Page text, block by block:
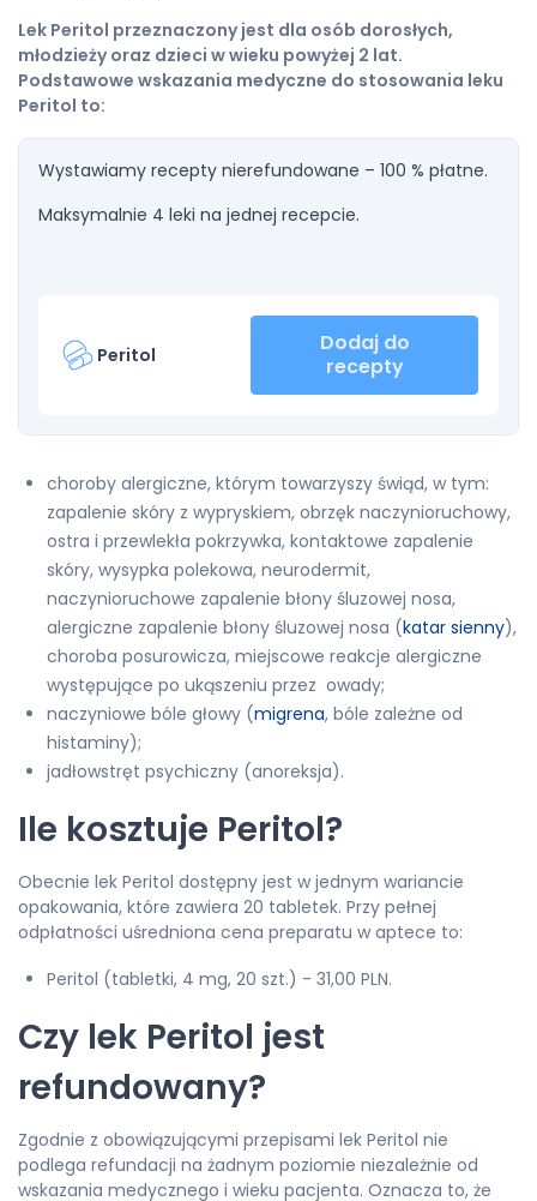
Lek Peritol przeznaczony jest dla osób dorosłych,
młodzieży oraz dzieci w wieku powyżej 2 lat.
Podstawowe wskazania medyczne do stosowania leku
Peritol to:
Wystawiamy recepty nierefundowane – 100 % płatne.
Maksymalnie 4 leki na jednej recepcie.
Peritol
Dodaj do
recepty
choroby alergiczne, którym towarzyszy świąd, w tym:
zapalenie skóry z wypryskiem, obrzęk naczynioruchowy,
ostra i przewlekła pokrzywka, kontaktowe zapalenie
skóry, wysypka polekowa, neurodermit,
naczynioruchowe zapalenie błony śluzowej nosa,
alergiczne zapalenie błony śluzowej nosa (katar sienny),
choroba posurowicza, miejscowe reakcje alergiczne
występujące po ukąszeniu przez owady;
naczyniowe bóle głowy (migrena, bóle zależne od
histaminy);
jadłowstręt psychiczny (anoreksja).
Ile kosztuje Peritol?
Obecnie lek Peritol dostępny jest w jednym wariancie
opakowania, które zawiera 20 tabletek. Przy pełnej
odpłatności uśredniona cena preparatu w aptece to:
Peritol (tabletki, 4 mg, 20 szt.) - 31,00 PLN.
Czy lek Peritol jest
refundowany?
Zgodnie z obowiązującymi przepisami lek Peritol nie
podlega refundacji na żadnym poziomie niezależnie od
wskazania medycznego i wieku pacjenta. Oznacza to, że